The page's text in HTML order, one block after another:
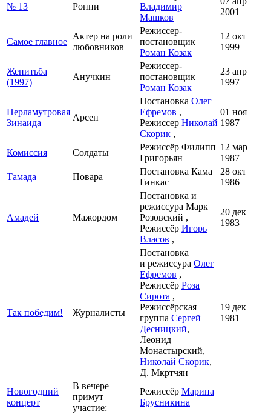
№ 13 Ронни
Владимир
Машков
2001
Самое главное
Актер на роли
любовников
Режиссер-
постановщик
Роман Козак
12 окт
1999
Женитьба
(1997)
Анучкин
Режиссер-
постановщик
Роман Козак
23 апр
1997
Перламутровая
Зинаида
Арсен
Постановка Олег
Ефремов ,
Режиссер Николай
Скорик ,
01 ноя
1987
Комиссия Солдаты
Режиссёр Филипп
Григорьян
12 мар
1987
Тамада
Повара
Постановка Кама
Гинкас
28 окт
1986
Амадей Мажордом
Постановка и
режиссура Марк
Розовский ,
Режиссёр Игорь
Власов ,
20 дек
1983
Так победим! Журналисты
Постановка
и режиссура Олег
Ефремов ,
Режиссёр Роза
Сирота ,
Режиссёрская
группа Сергей
Десницкий,
Леонид
Монастырский,
Николай Скорик,
Д. Мкртчян
19 дек
1981
Новогодний
концерт
В вечере
примут
участие:
Режиссёр Марина
Брусникина